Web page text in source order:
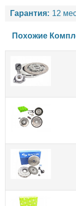
Гарантия: 12
Похожие